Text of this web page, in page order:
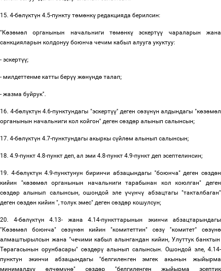
15. 4-бөлүктүн 4.5-пункту төмөнкү редакцияда берилсин:
"Көзөмөл органынын начальниги төмөнкү эскертүү чараларын жана
санкцияларын колдонуу боюнча чечим кабыл алууга укуктуу:
- эскертүү;
- милдеттенме катты берүү жөнүндө талап;
- жазма буйрук".
16. 4-бөлүктүн 4.6-пунктундагы "эскертүү" деген сөзүнүн алдындагы "көзөмөл
органынын начальниги кол койгон" деген сөздөр алынып салынсын;
17. 4-бөлүктүн 4.7-пунктундагы акыркы сүйлөм алынып салынсын;
18. 4.9-пункт 4.8-пункт деп, ал эми 4.8-пункт 4.9-пункт деп эсептелинсин;
19. 4-бөлүктүн 4.9-пунктунун биринчи абзацындагы "боюнча" деген сөздөн
кийин "көзөмөл органынын начальниги тарабынан кол коюлган" деген
сөздөр алынып салынсын, ошондой элеүчүнчү абзацтагы "такталбаган"
деген сөздөн кийин ", толук эмес" деген сөздөр кошулсун;
20. 4-бөлүктүн 4.13- жана 4.14-пункттарынын экинчи абзацтарындагы
"Көзөмөл боюнча" сөзүнөн кийин "комитеттин" сөзү "комитет" сөзүнө
алмаштырылсын жана "чечими кабыл алынгандан кийин, Улуттук банктын
Төрагасынын орунбасары" сөздөрү алынып салынсын. Ошондой эле, 4.14-
пунктун экинчи абзацындагы "белгиленген эмгек акынын жыйырма
минималдуу өлчөмүнө" сөздөр "белгиленген жыйырма эсептик